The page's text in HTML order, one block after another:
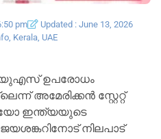
pm
Updated : June 13, 2026
Kerala UAE
യുഎസ് ഉപരോധം
അമേരിക്കൻ സ്റ്റേറ്റ്
ഇന്ത്യയുടെ
നിലപാട്